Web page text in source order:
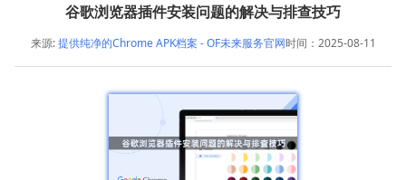
谷歌浏览器插件安装问题的解决与排查技巧
来源:提供纯净的Chrome APK档案 - OF未来服务官网时间：2025-08-11